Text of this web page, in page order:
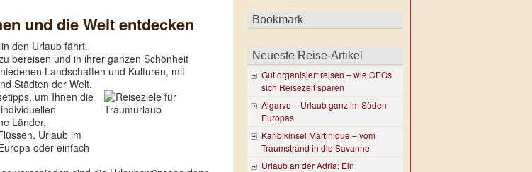
und die Welt entdecken
den Urlaub fährt.
bereisen und in ihrer ganzen Schönheit
Landschaften und Kulturen, mit
Städten der Welt.
um Ihnen die
Länder,
Urlaub im
oder einfach
Bookmark
Neueste Reise-Artikel
Gut organisiert reisen – wie CEOs
sich Reisezeit sparen
Algarve – Urlaub ganz im Süden
Europas
Karibikinsel Martinique – vom
Traumstrand in die Savanne
Urlaub an der Adria: Ein